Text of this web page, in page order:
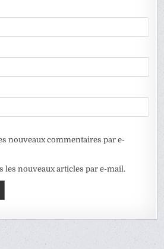
nouveaux commentaires par e-
les nouveaux articles par e-mail.